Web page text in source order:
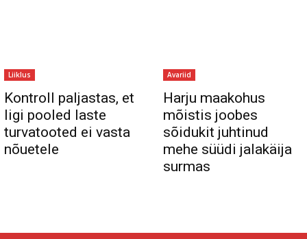
Liiklus
Kontroll paljastas, et
ligi pooled laste
turvatooted ei vasta
nõuetele
Avariid
Harju maakohus
mõistis joobes
sõidukit juhtinud
mehe süüdi jalakäija
surmas